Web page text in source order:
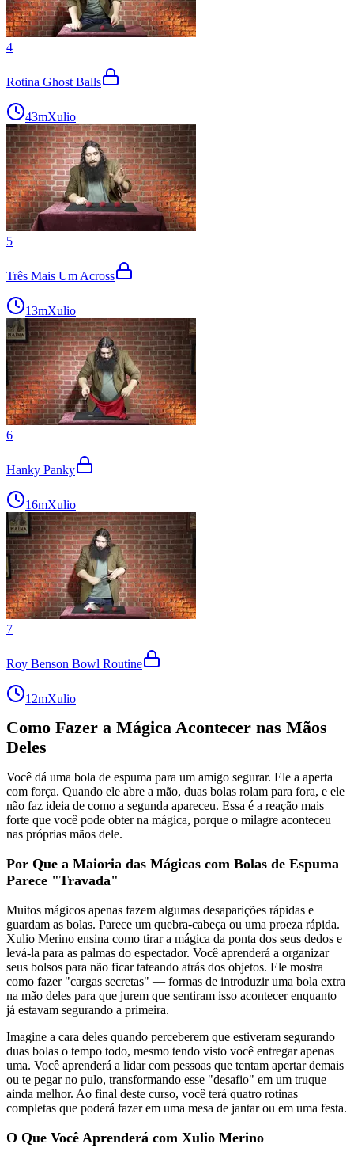
4
Rotina Ghost Balls
43mXulio
5
Três Mais Um Across
13mXulio
6
Hanky Panky
16mXulio
7
Roy Benson Bowl Routine
12mXulio
Como Fazer a Mágica Acontecer nas Mãos
Deles
Você dá uma bola de espuma para um amigo segurar. Ele a aperta
com força. Quando ele abre a mão, duas bolas rolam para fora, e ele
não faz ideia de como a segunda apareceu. Essa é a reação mais
forte que você pode obter na mágica, porque o milagre aconteceu
nas próprias mãos dele.
Por Que a Maioria das Mágicas com Bolas de Espuma
Parece "Travada"
Muitos mágicos apenas fazem algumas desaparições rápidas e
guardam as bolas. Parece um quebra-cabeça ou uma proeza rápida.
Xulio Merino ensina como tirar a mágica da ponta dos seus dedos e
levá-la para as palmas do espectador. Você aprenderá a organizar
seus bolsos para não ficar tateando atrás dos objetos. Ele mostra
como fazer "cargas secretas" — formas de introduzir uma bola extra
na mão deles para que jurem que sentiram isso acontecer enquanto
já estavam segurando a primeira.
Imagine a cara deles quando perceberem que estiveram segurando
duas bolas o tempo todo, mesmo tendo visto você entregar apenas
uma. Você aprenderá a lidar com pessoas que tentam apertar demais
ou te pegar no pulo, transformando esse "desafio" em um truque
ainda melhor. Ao final deste curso, você terá quatro rotinas
completas que poderá fazer em uma mesa de jantar ou em uma festa.
O Que Você Aprenderá com Xulio Merino